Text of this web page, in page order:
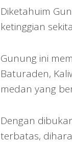
Diketahuim
ketinggian
Gunung ini
Baturaden,
medan yang
Dengan
terbatas,